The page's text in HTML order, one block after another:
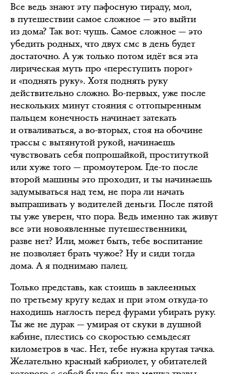
Все ведь знают эту пафосную тираду, мол,
в путешествии самое сложное — это выйти
из дома? Так вот: чушь. Самое сложное — это
убедить родных, что двух смс в день будет
достаточно. А уж только потом идёт вся эта
лирическая муть про «переступить порог»
и «поднять руку». Хотя поднять руку
действительно сложно. Во-первых, уже после
нескольких минут стояния с оттопыренным
пальцем конечность начинает затекать
и отваливаться, а во-вторых, стоя на обочине
трассы с вытянутой рукой, начинаешь
чувствовать себя попрошайкой, проституткой
или хуже того — промоутером. Где-то после
второй машины это проходит, и ты начинаешь
задумываться над тем, не пора ли начать
выпрашивать у водителей деньги. После пятой
ты уже уверен, что пора. Ведь именно так живут
все эти новоявленные путешественники,
разве нет? Или, может быть, тебе воспитание
не позволяет брать чужое? Ну и сиди тогда
дома. А я поднимаю палец.
Только представь, как стоишь в заклеенных
по третьему кругу кедах и при этом откуда-то
находишь наглость перед фурами убирать руку.
Ты же не дурак — умирая от скуки в душной
кабине, плестись со скоростью семьдесят
километров в час. Нет, тебе нужна крутая тачка.
Желательно красный кабриолет, у обитателей